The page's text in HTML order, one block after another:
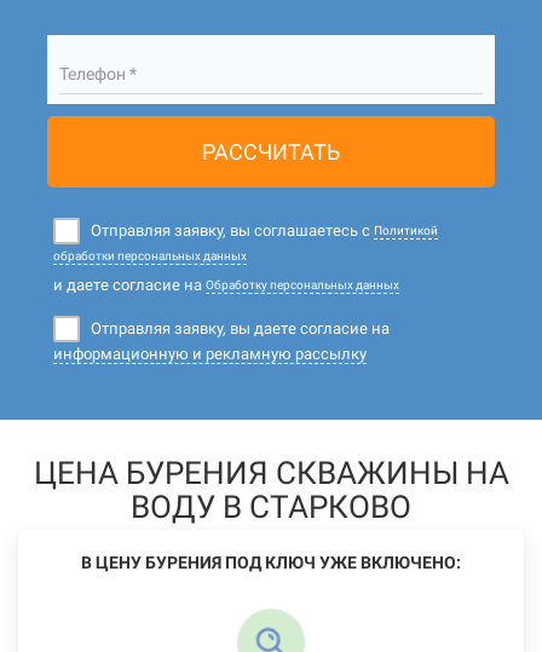
Телефон *
РАССЧИТАТЬ
Отправляя заявку, вы соглашаетесь с Политикой
обработки персональных данных
и даете согласие на Обработку персональных данных
Отправляя заявку, вы даете согласие на
информационную и рекламную рассылку
ЦЕНА БУРЕНИЯ СКВАЖИНЫ НА
ВОДУ В СТАРКОВО
В ЦЕНУ БУРЕНИЯ ПОД КЛЮЧ УЖЕ ВКЛЮЧЕНО: